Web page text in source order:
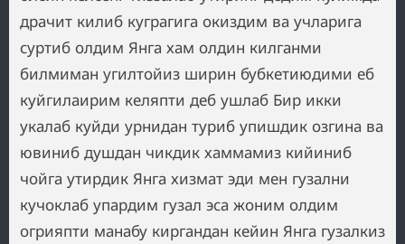
драчит килиб куграгига окиздим ва учларига
суртиб олдим Янга хам олдин килганми
билмиман угилтойиз ширин бубкетиюдими еб
куйгилаирим келяпти деб ушлаб Бир икки
укалаб куйди урнидан туриб упишдик озгина ва
ювиниб душдан чикдик хаммамиз кийиниб
чойга утирдик Янга хизмат эди мен гузални
кучоклаб упардим гузал эса жоним олдим
огрияпти манабу киргандан кейин Янга гузалкиз